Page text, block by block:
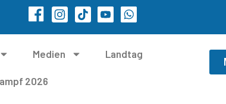
Medien Landtag
2026